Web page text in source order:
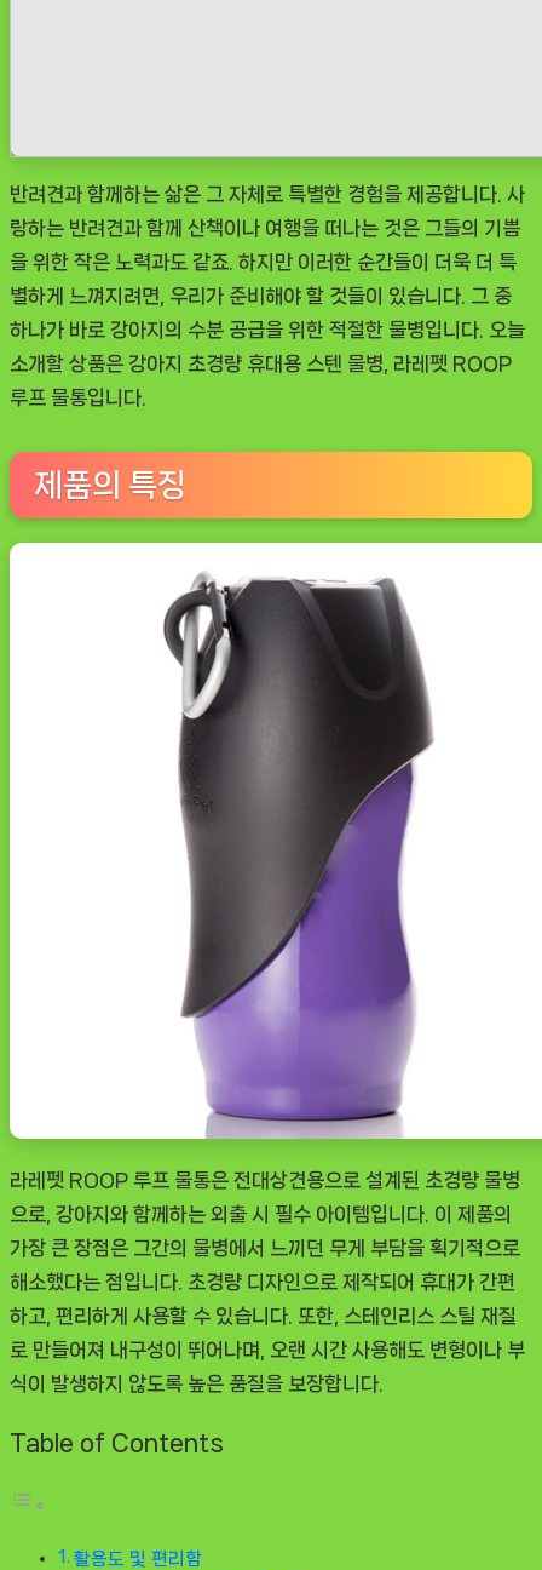
휴
대
용
스
텐
물
ROOP
루
프
물
지
와
함
하
는
더
은
정
ㅣ
추
천
상
품]
반려견과 함께하는 삶은 그 자체로 특별한 경험을 제공합니다. 사
랑하는 반려견과 함께 산책이나 여행을 떠나는 것은 그들의 기쁨
을 위한 작은 노력과도 같죠. 하지만 이러한 순간들이 더욱 더 특
별하게 느껴지려면, 우리가 준비해야 할 것들이 있습니다. 그 중
하나가 바로 강아지의 수분 공급을 위한 적절한 물병입니다. 오늘
소개할 상품은 강아지 초경량 휴대용 스텐 물병, 라레펫 ROOP
루프 물통입니다.
제품의 특징
라레펫 ROOP 루프 물통은 전대상견용으로 설계된 초경량 물병
으로, 강아지와 함께하는 외출 시 필수 아이템입니다. 이 제품의
가장 큰 장점은 그간의 물병에서 느끼던 무게 부담을 획기적으로
해소했다는 점입니다. 초경량 디자인으로 제작되어 휴대가 간편
하고, 편리하게 사용할 수 있습니다. 또한, 스테인리스 스틸 재질
로 만들어져 내구성이 뛰어나며, 오랜 시간 사용해도 변형이나 부
식이 발생하지 않도록 높은 품질을 보장합니다.
Table of Contents
활용도 및 편리함